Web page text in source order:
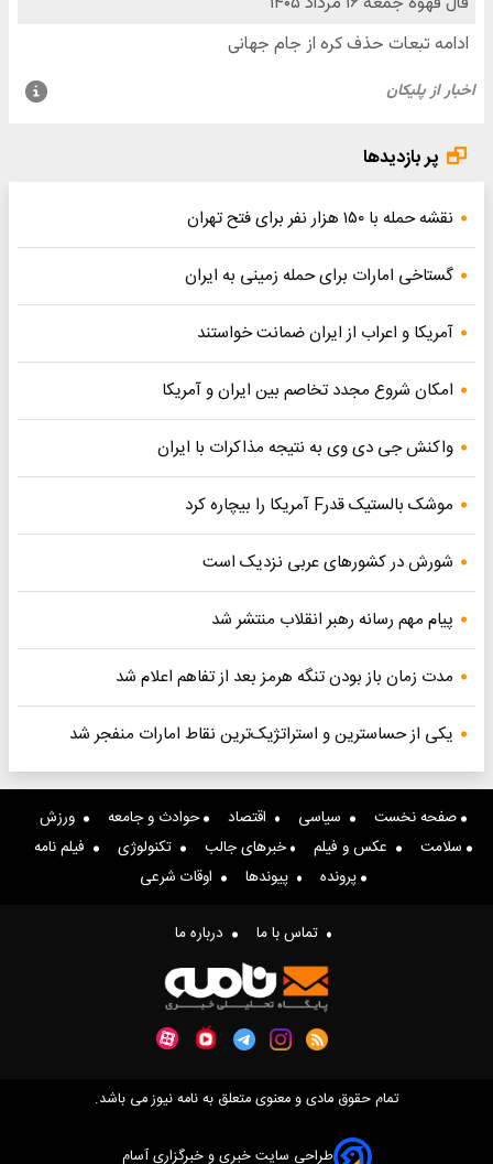
پر بازدیدها
نقشه حمله با ۱۵۰ هزار نفر برای فتح تهران
گستاخی امارات برای حمله زمینی به ایران
آمریکا و اعراب از ایران ضمانت خواستند
امکان شروع مجدد تخاصم‌ بین ایران و آمریکا
واکنش جی دی وی به نتیجه مذاکرات با ایران
موشک بالستیک قدرF آمریکا را بیچاره کرد
شورش در کشورهای عربی نزدیک است
پیام مهم رسانه رهبر انقلاب منتشر شد
مدت زمان باز بودن تنگه هرمز بعد از تفاهم اعلام شد
یکی از حساسترین و استراتژیک‌ترین نقاط امارات منفجر شد
صفحه نخست سیاسی اقتصاد حوادث و جامعه
ورزش
سلامت
عکس و فیلم خبرهای جالب تکنولوژی
فیلم نامه
پرونده
پیوندها اوقات شرعی
تماس با ما درباره ما
تمام حقوق مادی و معنوی متعلق به نامه نیوز می باشد.
طراحی سایت خبری و خبرگزاری آسام